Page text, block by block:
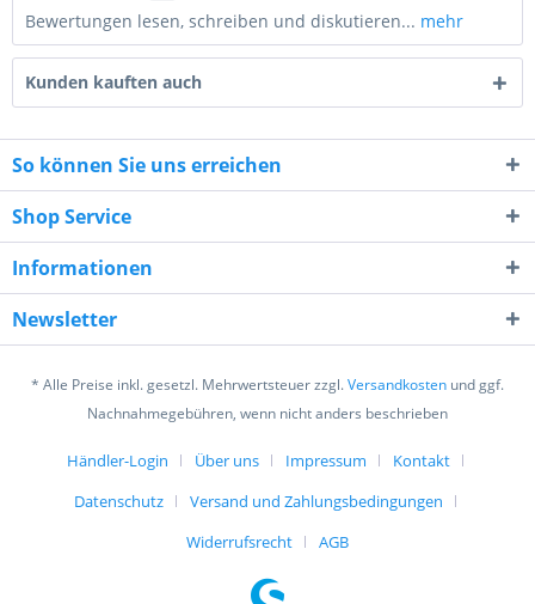
7 - 1 = ?
Ich habe die Datenschutzerklärung
verstanden und stimme zu. *
Mit * gekennzeichnete Felder sind Pflichtfelder.
Senden
Bewertungen lesen, schreiben und diskutieren... mehr
Kunden kauften auch
So können Sie uns erreichen
Shop Service
Informationen
Newsletter
* Alle Preise inkl. gesetzl. Mehrwertsteuer zzgl.Versandkosten und ggf.
Nachnahmegebühren, wenn nicht anders beschrieben
Händler-Login Über uns Impressum
Kontakt
Datenschutz
Versand und Zahlungsbedingungen
Widerrufsrecht
AGB